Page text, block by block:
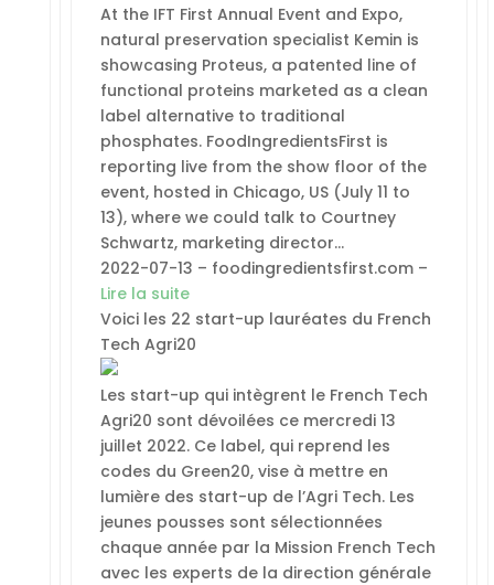
At the IFT First Annual Event and Expo,
natural preservation specialist Kemin is
showcasing Proteus, a patented line of
functional proteins marketed as a clean
label alternative to traditional
phosphates. FoodIngredientsFirst is
reporting live from the show floor of the
event, hosted in Chicago, US (July 11 to
13), where we could talk to Courtney
Schwartz, marketing director…
2022-07-13 – foodingredientsfirst.com –
Lire la suite
Voici les 22 start-up lauréates du French
Tech Agri20
Les start-up qui intègrent le French Tech
Agri20 sont dévoilées ce mercredi 13
juillet 2022. Ce label, qui reprend les
codes du Green20, vise à mettre en
lumière des start-up de l’Agri Tech. Les
jeunes pousses sont sélectionnées
chaque année par la Mission French Tech
avec les experts de la direction générale